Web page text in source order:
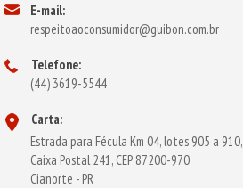
E-mail:
respeitoaoconsumidor@guibon.com.br
Telefone:
(44) 3619-5544
Carta:
Estrada para Fécula Km 04, lotes 905 a 910,
Caixa Postal 241, CEP 87200-970
Cianorte - PR